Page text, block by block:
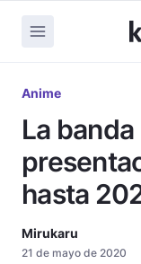
Anime
La
hasta
Mirukaru
21 de mayo de 2020